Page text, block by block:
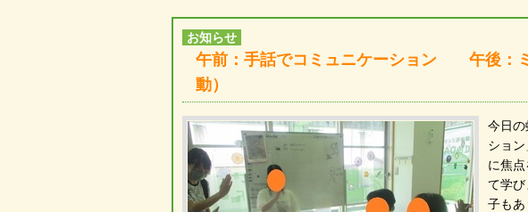
お知らせ
午前：手話でコミュニケーション 午後：
動）
今日
ショ
に焦
て学
子も